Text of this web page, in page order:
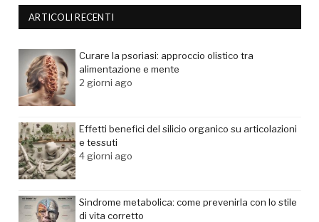
ARTICOLI RECENTI
Curare la psoriasi: approccio olistico tra
alimentazione e mente
2 giorni ago
Effetti benefici del silicio organico su articolazioni
e tessuti
4 giorni ago
Sindrome metabolica: come prevenirla con lo stile
di vita corretto